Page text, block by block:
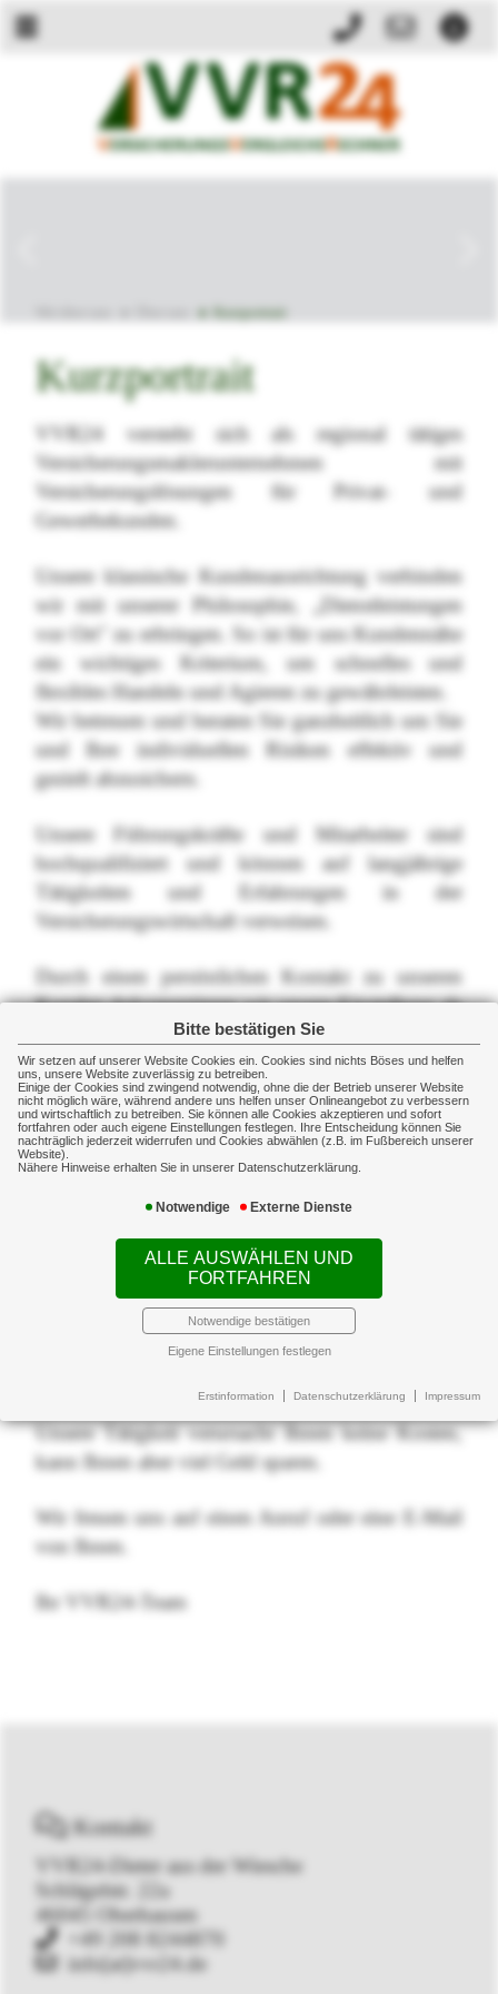
Bitte bestätigen Sie
Wir setzen auf unserer Website Cookies ein. Cookies sind nichts Böses und helfen
uns, unsere Website zuverlässig zu betreiben.
Einige der Cookies sind zwingend notwendig, ohne die der Betrieb unserer Website
nicht möglich wäre, während andere uns helfen unser Onlineangebot zu verbessern
und wirtschaftlich zu betreiben. Sie können alle Cookies akzeptieren und sofort
fortfahren oder auch eigene Einstellungen festlegen. Ihre Entscheidung können Sie
nachträglich jederzeit widerrufen und Cookies abwählen (z.B. im Fußbereich unserer
Website).
Nähere Hinweise erhalten Sie in unserer Datenschutzerklärung.
Notwendige Externe Dienste
ALLE AUSWÄHLEN UND
FORTFAHREN
Notwendige bestätigen
Eigene Einstellungen festlegen
Erstinformation Datenschutzerklärung Impressum
Kurzportrait
VVR24 versteht sich als regional tätiges
Versicherungsmaklerunternehmen mit
Versicherungslösungen für Privat- und
Gewerbekunden.
Unsere klassische Kundenausrichtung verbinden
wir mit unserer Philosophie, „Dienstleistungen
vor Ort" zu erbringen. So ist für uns Kundennähe
ein wichtiges Kriterium, um schnelles und
flexibles Handeln und Agieren zu gewährleisten.
Wir betreuen und beraten Sie ganzheitlich um Sie
und Ihre individuellen Risiken effektiv und
gezielt abzusichern.
Unsere Führungskräfte und Mitarbeiter sind
hochqualifiziert und können auf langjährige
Tätigkeiten und Erfahrungen in der
Versicherungswirtschaft verweisen.
Durch einen persönlichen Kontakt zu unseren
Kunden dokumentieren wir unsere Einstellung als
Dienstleister für das betriebliche
Versicherungswesen.
Sie selbst und Ihr Unternehmen gegen Risiken
abzusichern, ist unser tägliches Geschäft. Wir
beraten und informieren Sie über sinnvollen und
fachlich kompetenten Versicherungsschutz.
Dazu gehört es, dass wir ebenso Ihre bestehenden
Versicherungen auf Inhalt, Prämie sowie weitere
Verbesserungen überprüfen und Ihnen
gegebenenfalls entsprechende
Unsere Tätigkeit verursacht Ihnen keine Kosten,
kann Ihnen aber viel Geld sparen.
Wir freuen uns auf einen Anruf oder eine E-Mail
von Ihnen.
Ihr VVR24-Team
Kontakt
VVR24-Dieter aus der Wiesche
Schlägelstr. 22a
46045 Oberhausen
+49 208 8244870
info[at]vvr24.de